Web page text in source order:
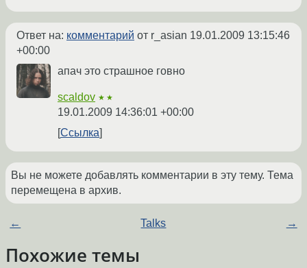
Ответ на: комментарий от r_asian 19.01.2009 13:15:46
+00:00
апач это страшное говно
scaldov ★★
19.01.2009 14:36:01 +00:00
Ссылка
Вы не можете добавлять комментарии в эту тему. Тема
перемещена в архив.
← Talks →
Похожие темы